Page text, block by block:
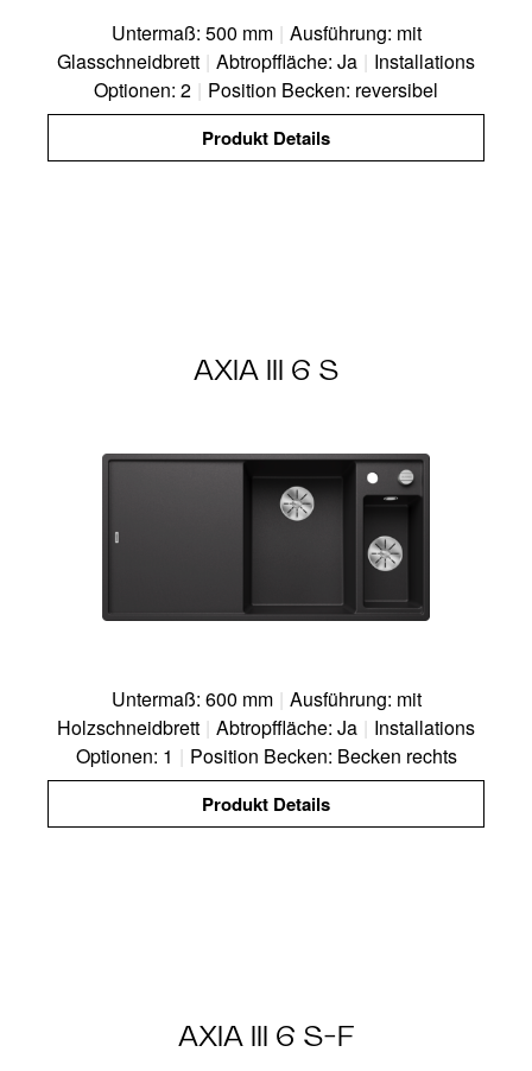
Untermaß: 500 mm | Ausführung: mit
Glasschneidbrett | Abtropffläche: Ja | Installations
Optionen: 2 | Position Becken: reversibel
Produkt Details
AXIA III 6 S
Untermaß: 600 mm | Ausführung: mit
Holzschneidbrett | Abtropffläche: Ja | Installations
Optionen: 1 | Position Becken: Becken rechts
Produkt Details
AXIA III 6 S-F